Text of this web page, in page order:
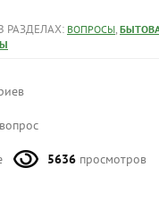
РАЗДЕЛАХ: ВОПРОСЫ,
5636 просмотров